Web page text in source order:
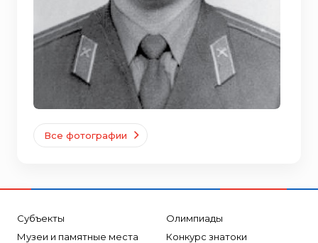
Все фотографии
Субъекты
Музеи и памятные места
Олимпиады
Конкурс знатоки